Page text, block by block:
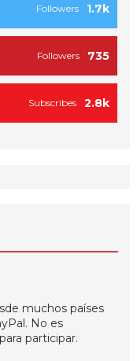
1.7k
Followers
735
Followers
2.8k
Subscribes
muchos países
No es
participar.